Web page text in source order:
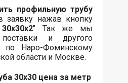
профильную трубу
заявку нажав кнопку
" Так же мы
и другого
по Наро-Фоминскому
области и Москве.
30х30 цена за метр